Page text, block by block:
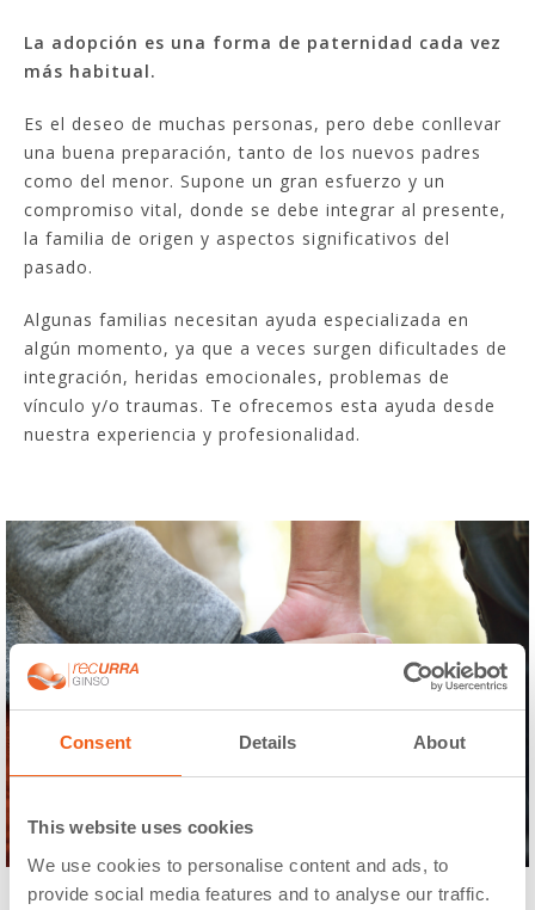
Consent Details About
This website uses cookies
We use cookies to personalise content and ads, to
provide social media features and to analyse our traffic.
La adopción es una forma de paternidad cada vez
más habitual.
Es el deseo de muchas personas, pero debe conllevar
una buena preparación, tanto de los nuevos padres
como del menor. Supone un gran esfuerzo y un
compromiso vital, donde se debe integrar al presente,
la familia de origen y aspectos significativos del
pasado.
Algunas familias necesitan ayuda especializada en
algún momento, ya que a veces surgen dificultades de
integración, heridas emocionales, problemas de
vínculo y/o traumas. Te ofrecemos esta ayuda desde
nuestra experiencia y profesionalidad.